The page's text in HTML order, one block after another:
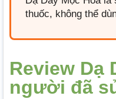
thuốc, không thể
Review Dạ
người đã